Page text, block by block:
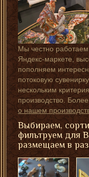
Мы честно
Яндекс-маркете,
пополняем
потоковую
нескольким
производство.
о нашем
Выбираем,
фильтруем для
размещаем в